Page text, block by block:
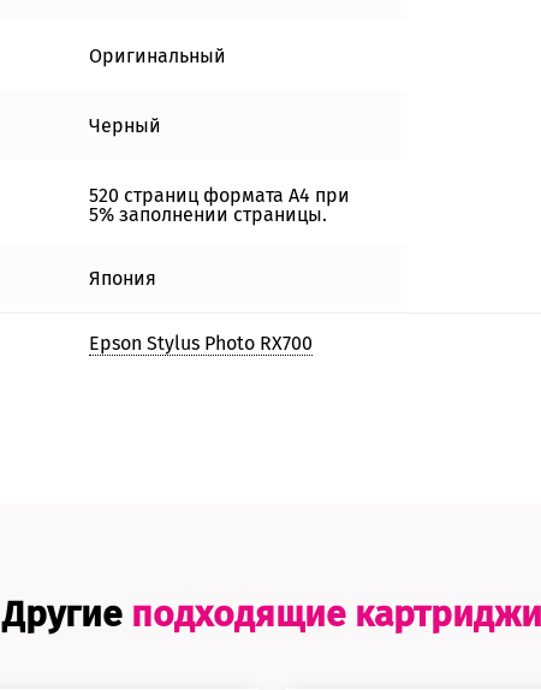
Оригинальный
Черный
520 страниц формата А4 при
5% заполнении страницы.
Япония
Epson Stylus Photo RX700
Другие подходящие картриджи